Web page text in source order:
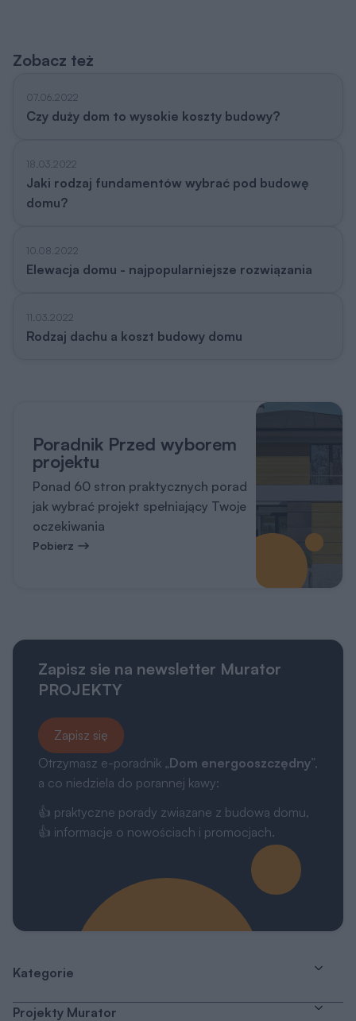
Zobacz też
07.06.2022
Czy duży dom to wysokie koszty budowy?
18.03.2022
Jaki rodzaj fundamentów wybrać pod budowę
domu?
10.08.2022
Elewacja domu - najpopularniejsze rozwiązania
11.03.2022
Rodzaj dachu a koszt budowy domu
Poradnik Przed wyborem
projektu
Ponad 60 stron praktycznych porad
jak wybrać projekt spełniający Twoje
oczekiwania
Pobierz
Zapisz sie na newsletter Murator
PROJEKTY
Zapisz się
Otrzymasz e-poradnik „Dom energooszczędny”,
a co niedziela do porannej kawy:
👍 praktyczne porady związane z budową domu,
👍 informacje o nowościach i promocjach.
Kategorie
Projekty Murator